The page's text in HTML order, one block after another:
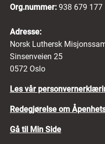
Org.nummer: 938 679 177
Adresse:
Norsk Luthersk
Sinsenveien 25
0572 Oslo
Les vår
Redegjørelse om
Gå til Min Side